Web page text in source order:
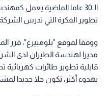
الـ30 عاما الماضية يعمل
تطوير الفكرة التي تدرس
ووفقا لموقع "بلومبيرغ"، قرر
مديرا لهندسة الطيران لدى
قابلية تطوير طائرات
بهدوء أكثر، تكون حلا جديدا